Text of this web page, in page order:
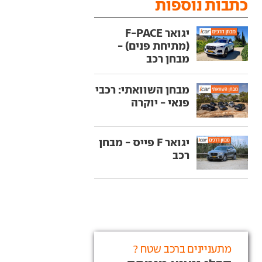
כתבות נוספות
יגואר F-PACE
(מתיחת פנים) -
מבחן רכב
מבחן השוואתי: רכבי
פנאי - יוקרה
יגואר F פייס - מבחן
רכב
מתעניינים ברכב שטח ?